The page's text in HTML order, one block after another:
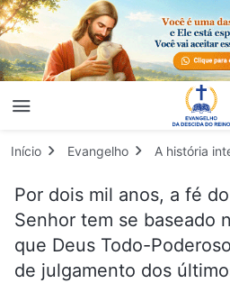
Início Evangelho A história
Por dois mil anos, a fé
Senhor tem se baseado
que Deus Todo-
de julgamento dos